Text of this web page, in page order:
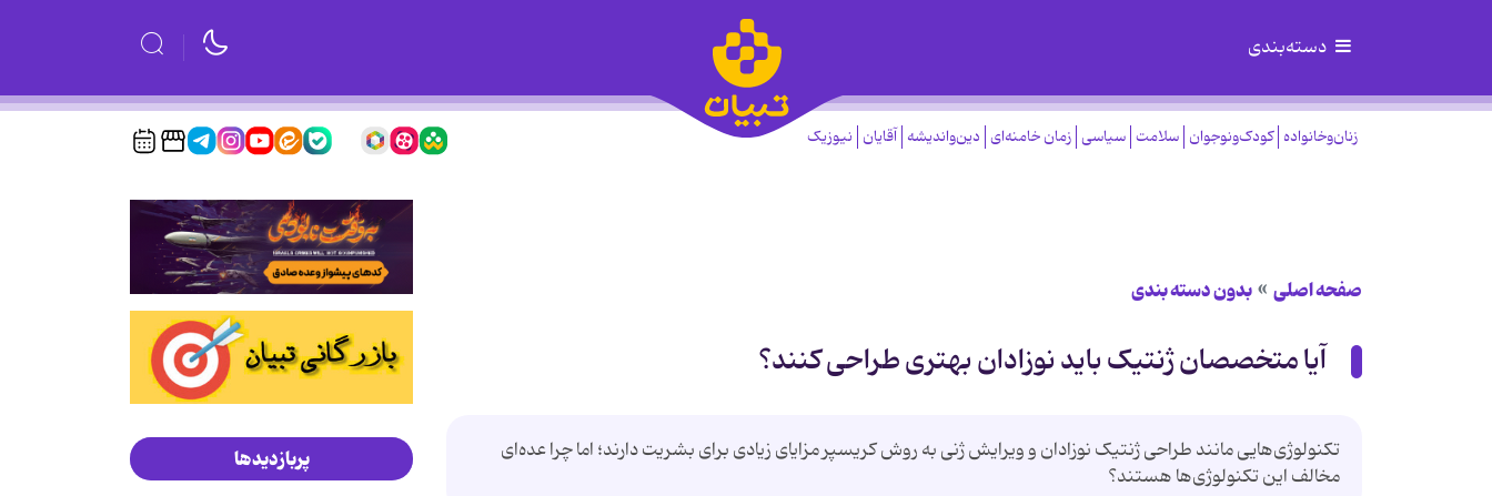
دسته‌بندی
زنان‌وخانواده کودک‌ونوجوان سلامت سیاسی زمان خامنه‌ای دین‌واندیشه آقایان نیوزیک
صفحه اصلی بدون دسته بندی
آیا متخصصان ژنتیک باید نوزادان بهتری طراحی کنند؟
تکنولوژی‌هایی مانند طراحی ژنتیک نوزادان و ویرایش ژنی به روش کریسپر مزایای زیادی برای بشریت دارند؛ اما چرا عده‌ای
مخالف این تکنولوژی‌ها هستند؟
پربازدیدها